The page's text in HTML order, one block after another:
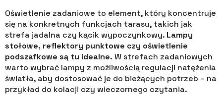
Oświetlenie zadaniowe to element, który koncentruje
się na konkretnych funkcjach tarasu, takich jak
strefa jadalna czy kącik wypoczynkowy. Lampy
stołowe, reflektory punktowe czy oświetlenie
podszafkowe są tu idealne. W strefach zadaniowych
warto wybrać lampy z możliwością regulacji natężenia
światła, aby dostosować je do bieżących potrzeb – na
przykład do kolacji czy wieczornego czytania.